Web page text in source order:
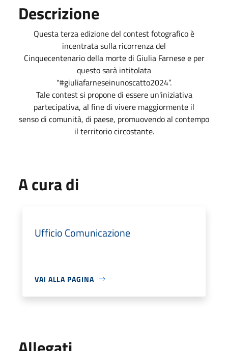
Descrizione
Questa terza edizione del contest fotografico è
incentrata sulla ricorrenza del
Cinquecentenario della morte di Giulia Farnese e per
questo sarà intitolata
"#giuliafarneseinunoscatto2024”.
Tale contest si propone di essere un'iniziativa
partecipativa, al fine di vivere maggiormente il
senso di comunità, di paese, promuovendo al contempo
il territorio circostante.
A cura di
Ufficio Comunicazione
VAI ALLA PAGINA